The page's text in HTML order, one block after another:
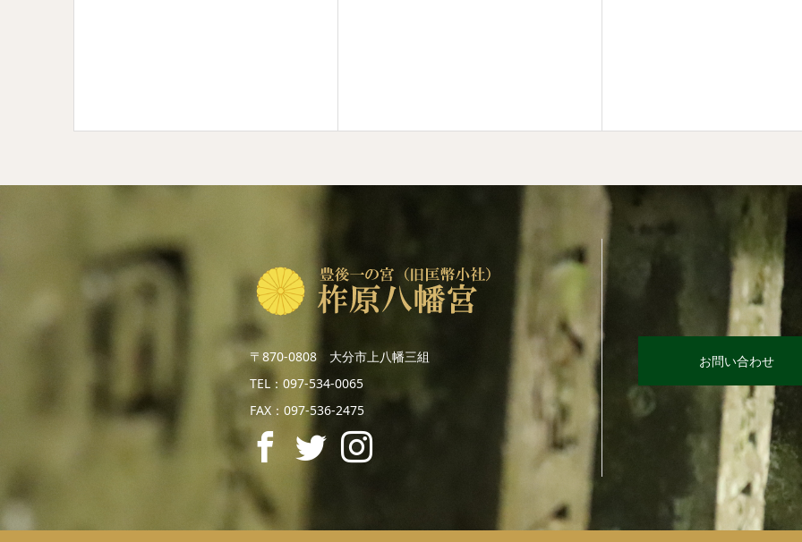
〒870-0808 大分市上八幡三組
TEL：097-534-0065
FAX：097-536-2475
お問い合わせ